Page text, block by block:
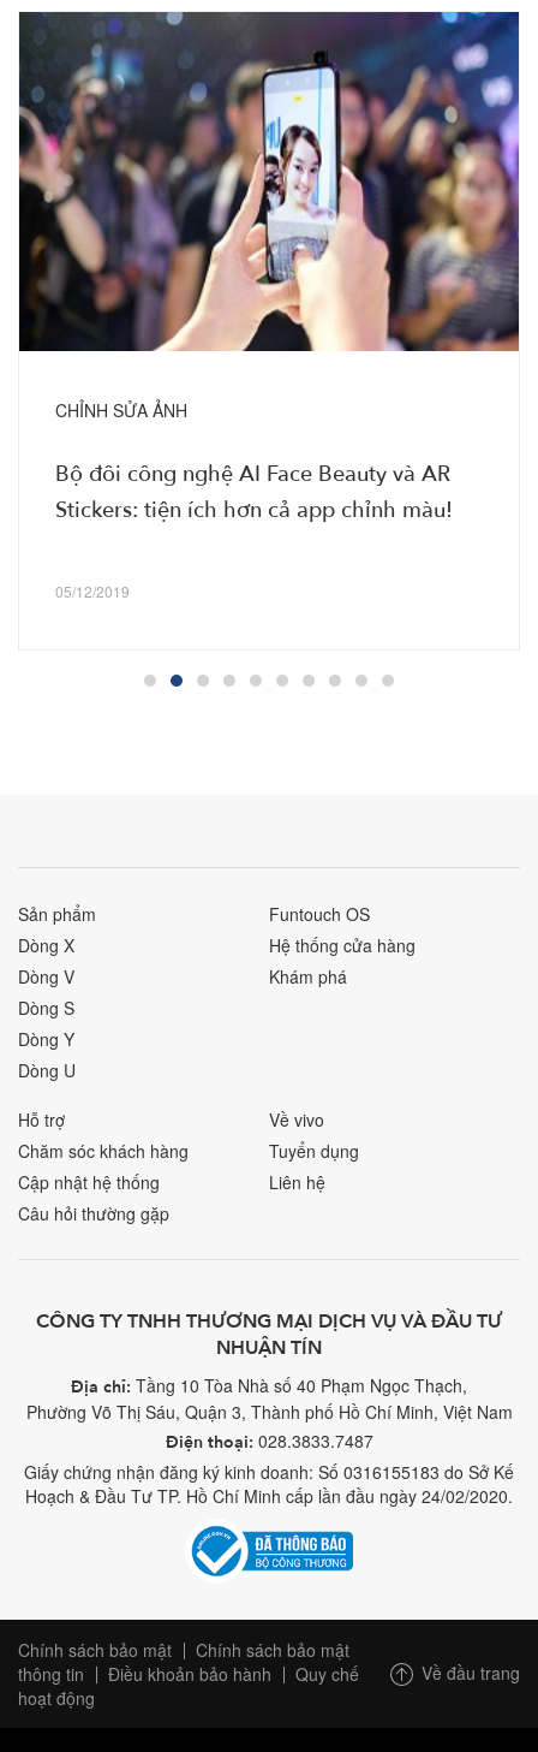
CHỈNH SỬA ẢNH
Bộ đôi công nghệ AI Face Beauty và AR
Stickers: tiện ích hơn cả app chỉnh màu!
05/12/2019
Sản phẩm
Dòng X
Dòng V
Dòng S
Dòng Y
Dòng U
Funtouch OS
Hệ thống cửa hàng
Khám phá
Hỗ trợ
Chăm sóc khách hàng
Cập nhật hệ thống
Câu hỏi thường gặp
Về vivo
Tuyển dụng
Liên hệ
CÔNG TY TNHH THƯƠNG MẠI DỊCH VỤ VÀ ĐẦU TƯ
NHUẬN TÍN
Địa chỉ: Tầng 10 Tòa Nhà số 40 Phạm Ngọc Thạch,
Phường Võ Thị Sáu, Quận 3, Thành phố Hồ Chí Minh, Việt Nam
Điện thoại: 028.3833.7487
Giấy chứng nhận đăng ký kinh doanh: Số 0316155183 do Sở Kế
Hoạch & Đầu Tư TP. Hồ Chí Minh cấp lần đầu ngày 24/02/2020.
Chính sách bảo mật
Chính sách bảo mật
thông tin
Điều khoản bảo hành
Quy chế
hoạt động
Về đầu trang